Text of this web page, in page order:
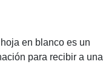
en blanco es un
para recibir a una